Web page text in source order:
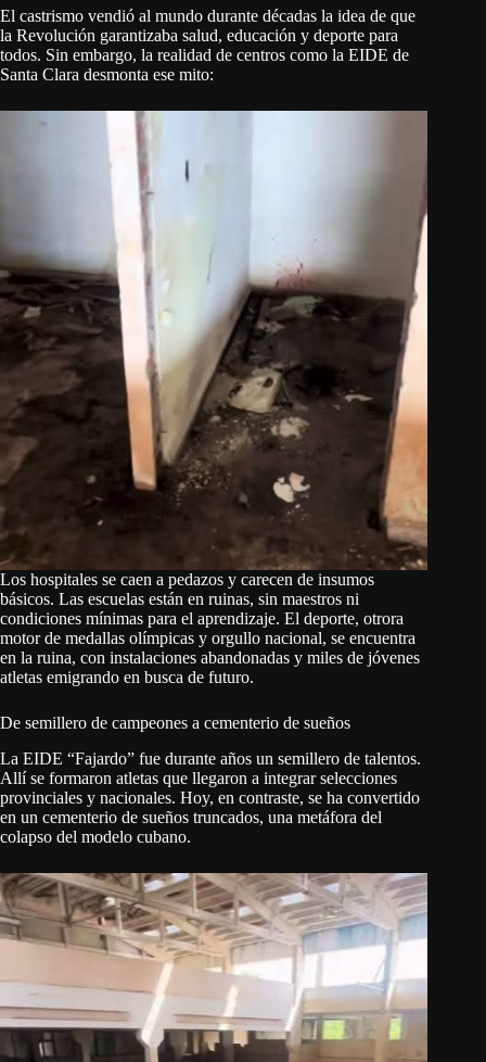
El castrismo vendió al mundo durante décadas la idea de que
la Revolución garantizaba salud, educación y deporte para
todos. Sin embargo, la realidad de centros como la EIDE de
Santa Clara desmonta ese mito:
Los hospitales se caen a pedazos y carecen de insumos
básicos. Las escuelas están en ruinas, sin maestros ni
condiciones mínimas para el aprendizaje. El deporte, otrora
motor de medallas olímpicas y orgullo nacional, se encuentra
en la ruina, con instalaciones abandonadas y miles de jóvenes
atletas emigrando en busca de futuro.
De semillero de campeones a cementerio de sueños
La EIDE “Fajardo” fue durante años un semillero de talentos.
Allí se formaron atletas que llegaron a integrar selecciones
provinciales y nacionales. Hoy, en contraste, se ha convertido
en un cementerio de sueños truncados, una metáfora del
colapso del modelo cubano.